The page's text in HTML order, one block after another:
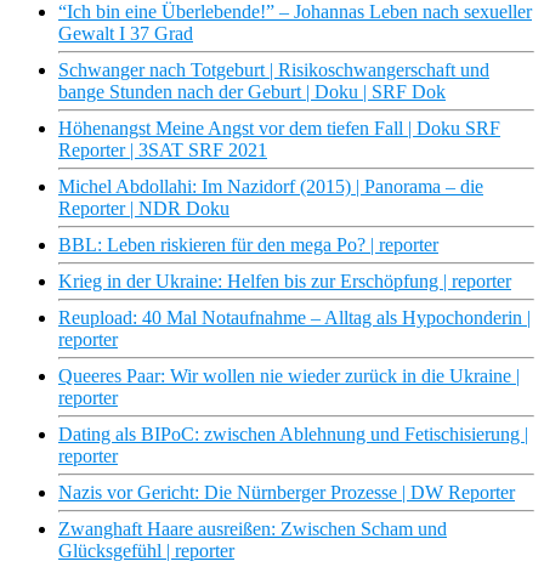
“Ich bin eine Überlebende!” – Johannas Leben nach sexueller
Gewalt I 37 Grad
Schwanger nach Totgeburt | Risikoschwangerschaft und
bange Stunden nach der Geburt | Doku | SRF Dok
Höhenangst Meine Angst vor dem tiefen Fall | Doku SRF
Reporter | 3SAT SRF 2021
Michel Abdollahi: Im Nazidorf (2015) | Panorama – die
Reporter | NDR Doku
BBL: Leben riskieren für den mega Po? | reporter
Krieg in der Ukraine: Helfen bis zur Erschöpfung | reporter
Reupload: 40 Mal Notaufnahme – Alltag als Hypochonderin |
reporter
Queeres Paar: Wir wollen nie wieder zurück in die Ukraine |
reporter
Dating als BIPoC: zwischen Ablehnung und Fetischisierung |
reporter
Nazis vor Gericht: Die Nürnberger Prozesse | DW Reporter
Zwanghaft Haare ausreißen: Zwischen Scham und
Glücksgefühl | reporter